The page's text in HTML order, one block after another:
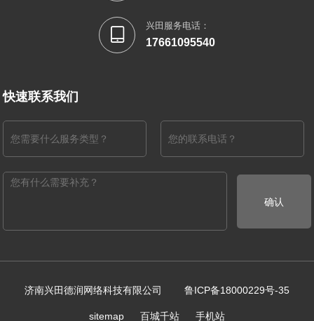
 兴田服务电话：
17661095540
快速联系我们
确认
济南兴田德润网络科技有限公司 鲁ICP备18000229号-35
sitemap 百城千站 手机站